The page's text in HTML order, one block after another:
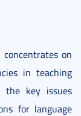
concentrates on
in teaching
the key issues
for language